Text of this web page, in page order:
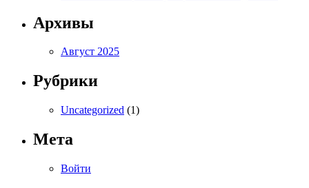
Архивы
Август 2025
Рубрики
Uncategorized (1)
Мета
Войти